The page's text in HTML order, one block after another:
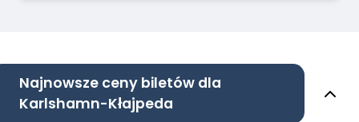
Najnowsze ceny biletów dla
Karlshamn-Kłajpeda